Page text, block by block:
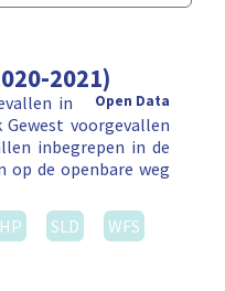
2021)
Open Data
in
voorgevallen
inbegrepen in de
op de openbare weg
SLD
WFS